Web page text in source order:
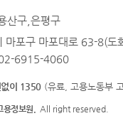
산구,은평구
마포구 마포대로 63-8(도
6915-4060
이 1350(유료, 고용노동부
정보원. All right reserved.